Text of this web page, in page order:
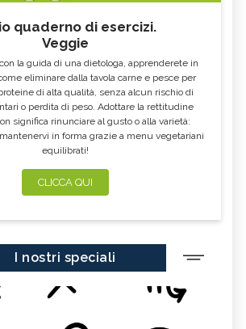
quaderno di esercizi.
Veggie
la guida di una dietologa, apprenderete in
eliminare dalla tavola carne e pesce per
di alta qualità, senza alcun rischio di
o perdita di peso. Adottare la rettitudine
significa rinunciare al gusto o alla varietà:
in forma grazie a menu vegetariani
equilibrati!
CLICCA QUI
I nostri speciali